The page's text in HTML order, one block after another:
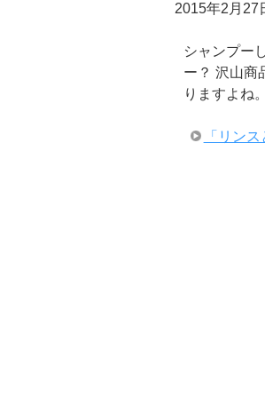
2015年2月27
シャンプー
ー？ 沢山商
りますよね
「リン